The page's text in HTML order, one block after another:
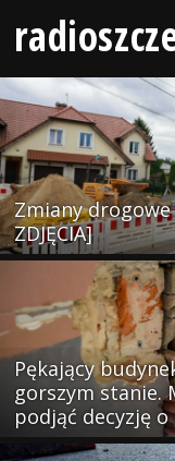
Zmiany drogowe
ZDJĘCIA]
Pękający
gorszym stanie.
podjąć decyzję o